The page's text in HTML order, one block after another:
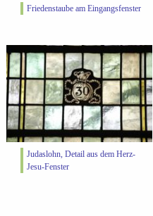
Friedenstaube am Eingangsfenster
Judaslohn, Detail aus dem Herz-
Jesu-Fenster